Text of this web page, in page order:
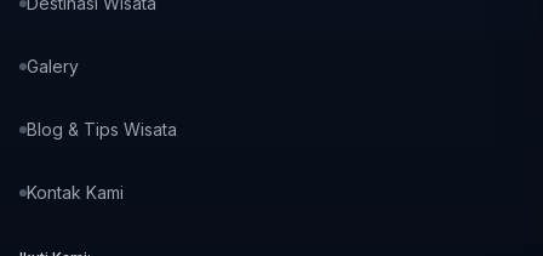
Galery
Blog & Tips Wisata
Kontak Kami